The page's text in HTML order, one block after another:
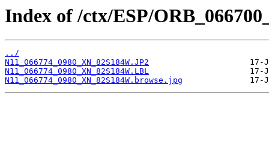
Index of /ctx/ESP/
../
N11_066774_0980_XN_82S184W.JP2
N11_066774_0980_XN_82S184W.LBL
N11_066774_0980_XN_82S184W.browse.jpg